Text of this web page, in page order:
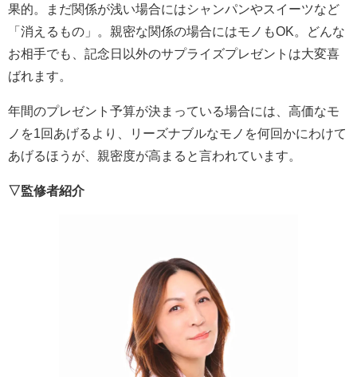
果的。まだ関係が浅い場合にはシャンパンやスイーツなど
「消えるもの」。親密な関係の場合にはモノもOK。どんな
お相手でも、記念日以外のサプライズプレゼントは大変喜
ばれます。
年間のプレゼント予算が決まっている場合には、高価なモ
ノを1回あげるより、リーズナブルなモノを何回かにわけて
あげるほうが、親密度が高まると言われています。
▽監修者紹介